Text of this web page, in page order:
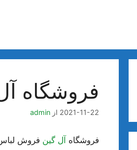
فروشگاه
2021-11-22 از admin
فروشگاه آل گین فروش